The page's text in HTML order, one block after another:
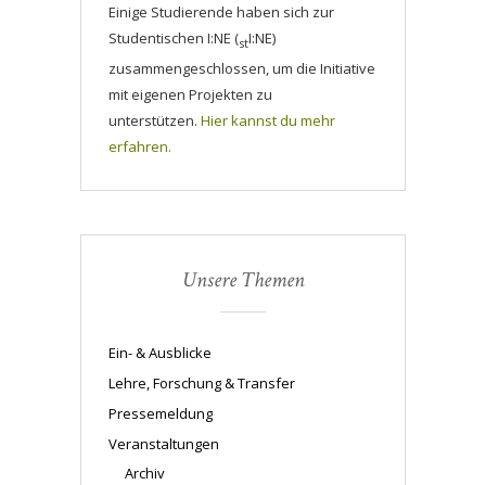
Einige Studierende haben sich zur
Studentischen I:NE (stI:NE)
zusammengeschlossen, um die Initiative
mit eigenen Projekten zu
unterstützen. Hier kannst du mehr
erfahren.
Unsere Themen
Ein- & Ausblicke
Lehre, Forschung & Transfer
Pressemeldung
Veranstaltungen
Archiv